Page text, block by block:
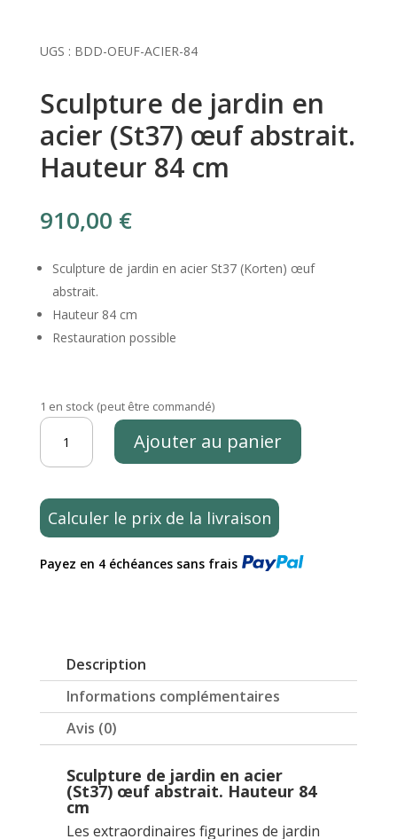
UGS : BDD-OEUF-ACIER-84
Sculpture de jardin en
acier (St37) œuf abstrait.
Hauteur 84 cm
910,00 €
Sculpture de jardin en acier St37 (Korten) œuf
abstrait.
Hauteur 84 cm
Restauration possible
1 en stock (peut être commandé)
quantité
Sculpture
jardin
en
(St37)
Ajouter au panier
Calculer le prix de la livraison
Payez en 4 échéances sans frais
Description
Informations complémentaires
Avis (0)
Sculpture de jardin en acier
(St37) œuf abstrait. Hauteur 84
cm
Les extraordinaires figurines de jardin